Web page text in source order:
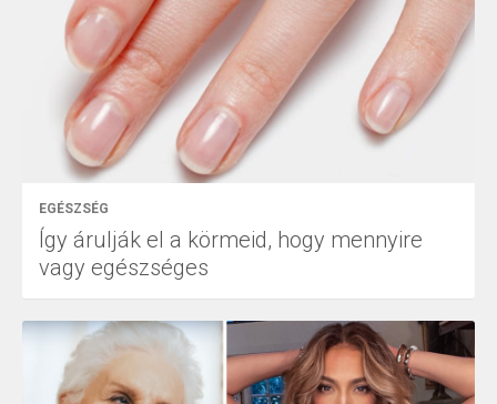
EGÉSZSÉG
Így árulják el a körmeid, hogy mennyire
vagy egészséges